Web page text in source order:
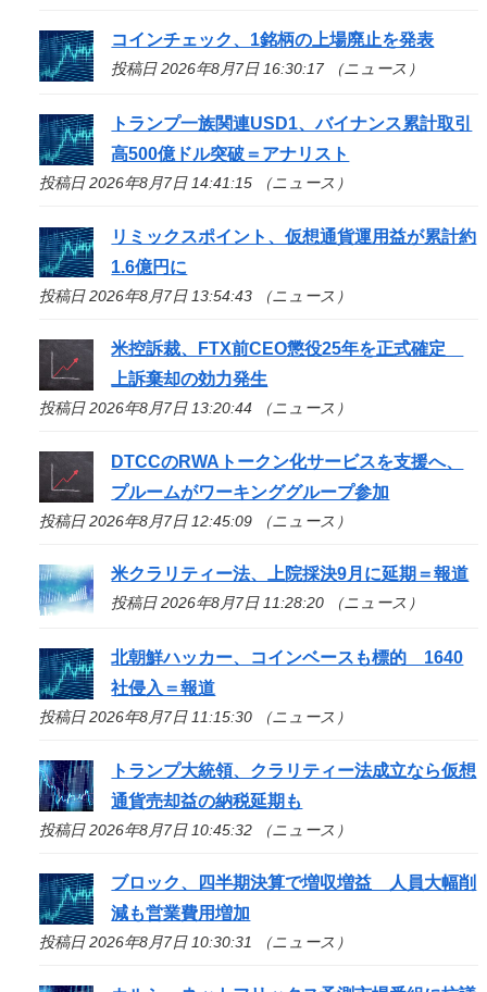
コインチェック、1銘柄の上場廃止を発表
投稿日 2026年8月7日 16:30:17 （ニュース）
トランプ一族関連USD1、バイナンス累計取引
高500億ドル突破＝アナリスト
投稿日 2026年8月7日 14:41:15 （ニュース）
リミックスポイント、仮想通貨運用益が累計約
1.6億円に
投稿日 2026年8月7日 13:54:43 （ニュース）
米控訴裁、FTX前CEO懲役25年を正式確定
上訴棄却の効力発生
投稿日 2026年8月7日 13:20:44 （ニュース）
DTCCのRWAトークン化サービスを支援へ、
プルームがワーキンググループ参加
投稿日 2026年8月7日 12:45:09 （ニュース）
米クラリティー法、上院採決9月に延期＝報道
投稿日 2026年8月7日 11:28:20 （ニュース）
北朝鮮ハッカー、コインベースも標的 1640
社侵入＝報道
投稿日 2026年8月7日 11:15:30 （ニュース）
トランプ大統領、クラリティー法成立なら仮想
通貨売却益の納税延期も
投稿日 2026年8月7日 10:45:32 （ニュース）
ブロック、四半期決算で増収増益 人員大幅削
減も営業費用増加
投稿日 2026年8月7日 10:30:31 （ニュース）